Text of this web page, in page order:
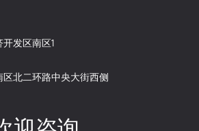
发区南区1
北二环路中央大街西侧